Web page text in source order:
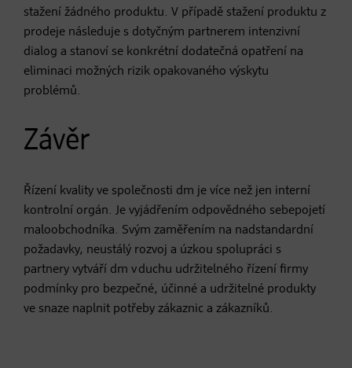
stažení žádného produktu. V případě stažení produktu z
prodeje následuje s dotyčným partnerem intenzivní
dialog a stanoví se konkrétní dodatečná opatření na
eliminaci možných rizik opakovaného výskytu
problémů.
Závěr
Řízení kvality ve společnosti dm je více než jen interní
kontrolní orgán. Je vyjádřením odpovědného sebepojetí
maloobchodníka. Svým zaměřením na nadstandardní
požadavky, neustálý rozvoj a úzkou spolupráci s
partnery vytváří dm v duchu udržitelného řízení firmy
podmínky pro bezpečné, účinné a udržitelné produkty
ve snaze naplnit potřeby zákaznic a zákazníků.